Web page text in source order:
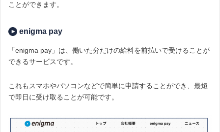
ことができます。
enigma pay
「enigma pay」は、働いた分だけの給料を前払いで受けることが
できるサービスです。
これもスマホやパソコンなどで簡単に申請することができ、最短
で即日に受け取ることが可能です。